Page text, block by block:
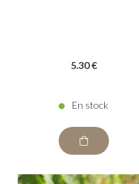
5.30 €
En stock